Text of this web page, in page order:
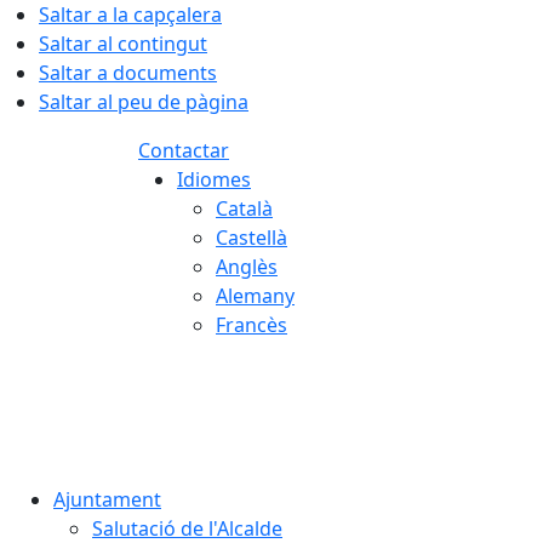
Saltar a la capçalera
Saltar al contingut
Saltar a documents
Saltar al peu de pàgina
Contactar
Idiomes
Català
Castellà
Anglès
Alemany
Francès
Ajuntament
Salutació de l'Alcalde